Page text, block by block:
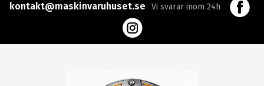
kontakt@maskinvaruhuset.se Vi svarar inom 24h